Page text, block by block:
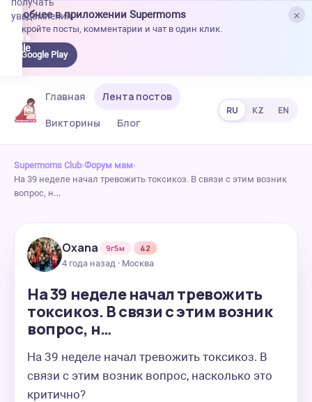
×
Удобнее в приложении Supermoms
Откройте посты, комментарии и чат в один клик.
Google Play
уведомления.
Главная
Лента постов
Викторины
Блог
RU KZ EN
Supermoms Club›Форум мам›
На 39 неделе начал тревожить токсикоз. В связи с этим возник
вопрос, н…
Oxana 9г5м
42
4 года назад · Москва
На 39 неделе начал тревожить
токсикоз. В связи с этим возник
вопрос, н…
На 39 неделе начал тревожить токсикоз. В
связи с этим возник вопрос, насколько это
критично?